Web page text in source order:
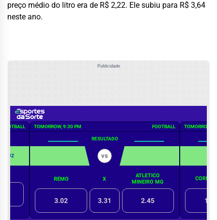
preço médio do litro era de R$ 2,22. Ele subiu para R$ 3,64
neste ano.
Publicidade